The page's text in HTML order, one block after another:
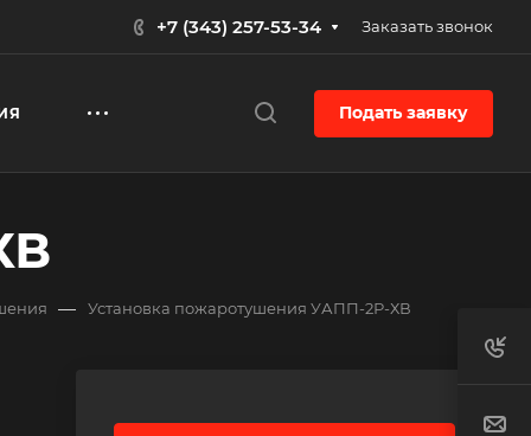
+7 (343) 257-53-34 Заказать звонок
Подать заявку
— Установка пожаротушения УАПП-2Р-ХВ